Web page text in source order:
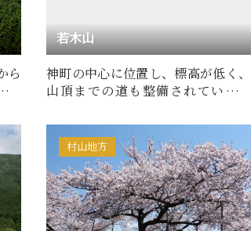
ら
若木山
神町の中心に位置し、標高が低く、
山頂までの道も整備されているの
村山地方